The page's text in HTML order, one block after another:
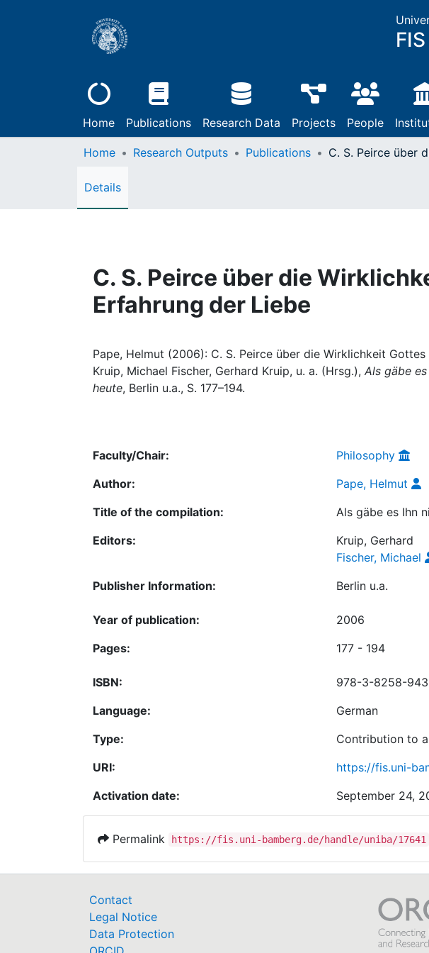
FIS
Home Publications Research Data Projects People
Home Research Outputs Publications
Details
C. S. Peirce über die
Erfahrung der Liebe
Pape, Helmut (2006): C. S. Peirce über die Wirklichkeit
Kruip, Michael Fischer, Gerhard Kruip, u. a. (Hrsg.), Als gäbe
heute, Berlin u.a., S. 177–194.
Faculty/Chair:
Philosophy
Author:
Pape, Helmut
Title of the compilation:
Als gäbe es Ihn
Editors:
Kruip, Gerhard
Fischer, Michael
Publisher Information:
Berlin u.a.
Year of publication:
2006
Pages:
177 - 194
ISBN:
978-3-8258-
Language:
German
Type:
Contribution to
URI:
https://fis.uni-
Activation date:
September 24,
Permalink https://fis.uni-bamberg.de/handle/uniba/17641
Contact
Legal Notice
Data Protection